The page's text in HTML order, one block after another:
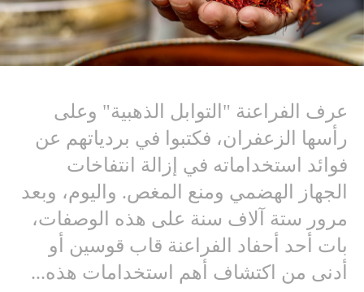
‎عرف الفراعنة "التوابل الذهبية" وعلى
رأسها الزعفران، فكتبوا في بردياتهم عن
فوائد استخداماته في إزالة انتفاخات
الجهاز الهضمي ومنع المغص. واليوم، وبعد
مرور ستة آلاف سنة على هذه الوصفات،
بات أحد أحفاد الفراعنة قاب قوسين أو
أدنى من اكتشاف أهم استخدامات هذه...